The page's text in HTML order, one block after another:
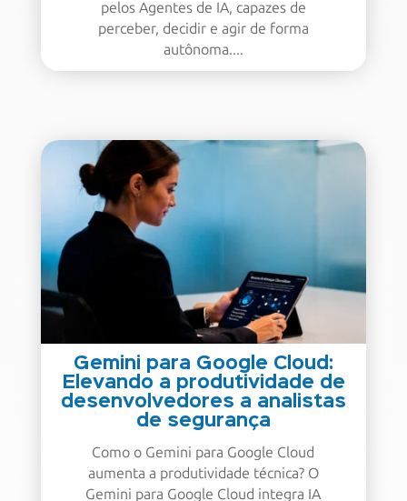
pelos Agentes de IA, capazes de
perceber, decidir e agir de forma
autônoma....
Gemini para Google Cloud:
Elevando a produtividade de
desenvolvedores a analistas
de segurança
Como o Gemini para Google Cloud
aumenta a produtividade técnica? O
Gemini para Google Cloud integra IA